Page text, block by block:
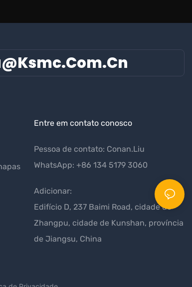
Entre em contato conosco
Pessoa de contato: Conan.Liu
WhatsApp: +86 134 5179 3060
Adicionar:
Edifício D, 237 Baimi Road, cidade de
Zhangpu, cidade de Kunshan, província
de Jiangsu, China